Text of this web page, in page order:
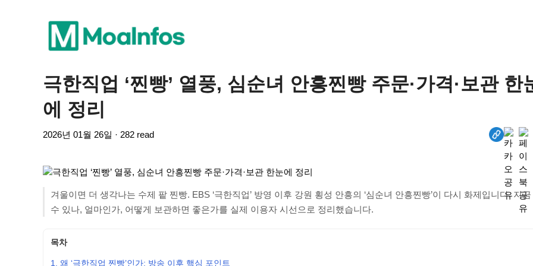
극한직업 ‘찐빵’ 열풍, 심순녀 안흥찐빵 주문·가격·보관 한
에 정리
2026년 01월 26일 · 282 read
겨울이면 더 생각나는 수제 팥 찐빵. EBS ‘극한직업’ 방영 이후 강원 횡성 안흥의 ‘심순녀 안흥찐빵’이 다시 화제입니다. 지
수 있나, 얼마인가, 어떻게 보관하면 좋은가를 실제 이용자 시선으로 정리했습니다.
목차
1. 왜 ‘극한직업 찐빵’인가: 방송 이후 핵심 포인트